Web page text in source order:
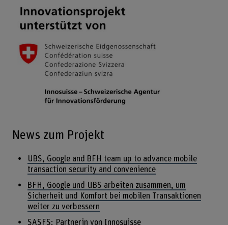
News zum Projekt
UBS, Google and BFH team up to advance mobile
transaction security and convenience
BFH, Google und UBS arbeiten zusammen, um
Sicherheit und Komfort bei mobilen Transaktionen
weiter zu verbessern
SASFS: Partnerin von Innosuisse